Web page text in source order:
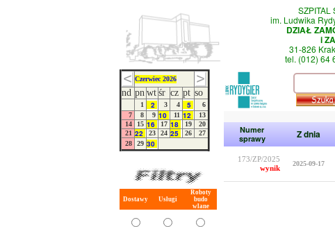
SZPITAL
im. Ludwika
DZIAŁ
i
31-826
tel. (012) 64
Czerwiec 2026
nd pn wt śr cz pt so
1 2 3 4 5
6
7
8 9 10 11 12
13
14
15 16 17 18 19
20
21 22 23 24 25 26
27
28
29 30
Dostawy Usługi
Roboty
budo
wlane
Numer
sprawy
Z dnia
173/ZP/2025
wynik
2025-09-17